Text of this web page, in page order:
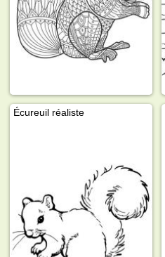
Écureuil réaliste